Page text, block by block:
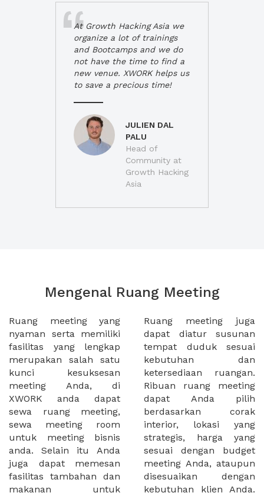
At Growth Hacking Asia we
organize a lot of trainings
and Bootcamps and we do
not have the time to find a
new venue. XWORK helps us
to save a precious time!
JULIEN DAL
PALU
Head of
Community at
Growth Hacking
Asia
Mengenal Ruang Meeting
Ruang meeting yang
nyaman serta memiliki
fasilitas yang lengkap
merupakan salah satu
kunci kesuksesan
meeting Anda, di
XWORK anda dapat
sewa ruang meeting,
sewa meeting room
untuk meeting bisnis
anda. Selain itu Anda
juga dapat memesan
fasilitas tambahan dan
makanan untuk
Ruang meeting juga
dapat diatur susunan
tempat duduk sesuai
kebutuhan dan
ketersediaan ruangan.
Ribuan ruang meeting
dapat Anda pilih
berdasarkan corak
interior, lokasi yang
strategis, harga yang
sesuai dengan budget
meeting Anda, ataupun
disesuaikan dengan
kebutuhan klien Anda.